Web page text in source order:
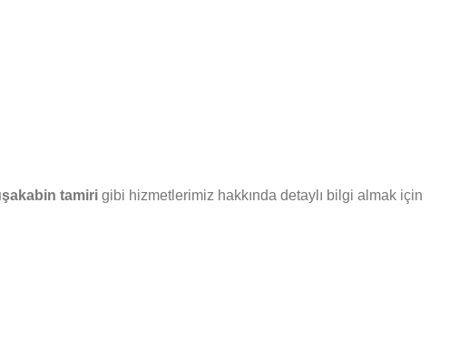
tamiri gibi hizmetlerimiz hakkında detaylı bilgi almak için